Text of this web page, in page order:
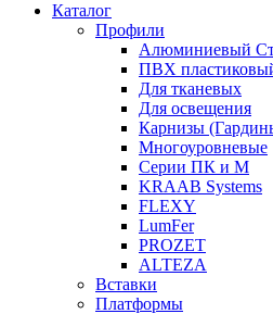
Каталог
Профили
Алюминиевый
ПВХ
Для тканевых
Для освещения
Карнизы
Многоуровневые
Серии ПК и М
KRAAB Systems
FLEXY
LumFer
PROZET
ALTEZA
Вставки
Платформы